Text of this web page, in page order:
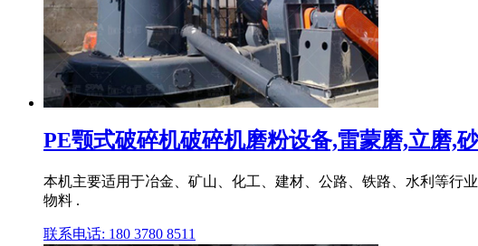
PE颚式破碎机破碎机磨粉设备,雷蒙磨,立磨,
本机主要适用于冶金、矿山、化工、建材、公路、铁路、水利等行
物料 .
联系电话: 180 3780 8511